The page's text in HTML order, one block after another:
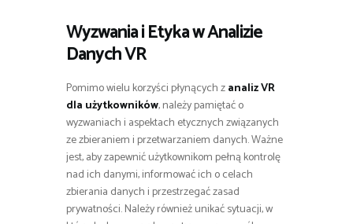
Wyzwania i Etyka w Analizie
Danych VR
Pomimo wielu korzyści płynących zanaliz VR
dla użytkowników, należy pamiętać o
wyzwaniach i aspektach etycznych związanych
ze zbieraniem i przetwarzaniem danych. Ważne
jest, aby zapewnić użytkownikom pełną kontrolę
nad ich danymi, informować ich o celach
zbierania danych i przestrzegać zasad
prywatności. Należy również unikać sytuacji, w